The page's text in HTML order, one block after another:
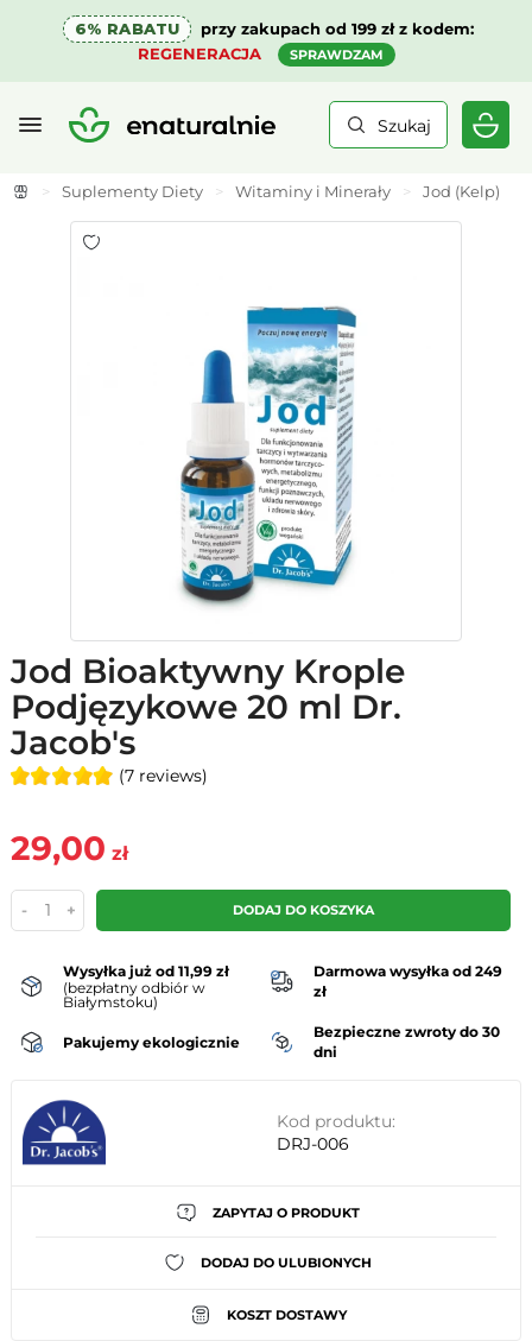
6% RABATU
przy zakupach od 199 zł z kodem:
REGENERACJA
SPRAWDZAM
Szukaj
> Suplementy Diety > Witaminy i Minerały > Jod (Kelp)
Jod Bioaktywny Krople
Podjęzykowe 20 ml Dr.
Jacob's
(7 reviews)
29,00 zł
- + DODAJ DO KOSZYKA
Wysyłka już od 11,99 zł
(bezpłatny odbiór w
Białymstoku)
Darmowa wysyłka od 249
zł
Pakujemy ekologicznie
Bezpieczne zwroty do 30
dni
Kod produktu:
DRJ-006
ZAPYTAJ O PRODUKT
DODAJ DO ULUBIONYCH
KOSZT DOSTAWY